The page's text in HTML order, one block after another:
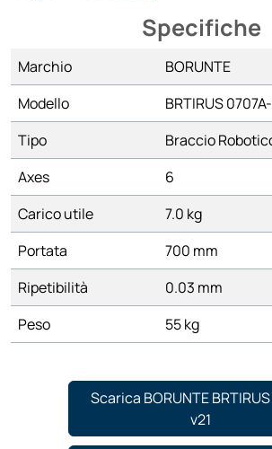
Specifiche
Marchio
BORUNTE
Modello
BRTIRUS
Tipo
Braccio
Axes
6
Carico utile
7.0 kg
Portata
700 mm
Ripetibilità
0.03 mm
Peso
55 kg
Scarica BORUNTE
v21